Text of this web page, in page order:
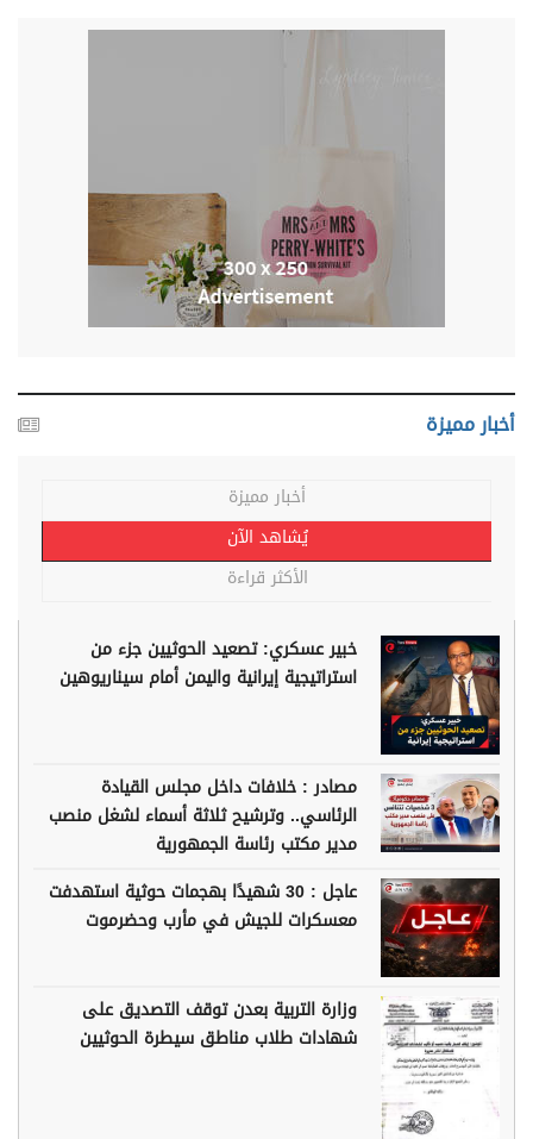
أخبار مميزة
أخبار مميزة
يُشاهد الآن
الأكثر قراءة
خبير عسكري: تصعيد الحوثيين جزء من
استراتيجية إيرانية واليمن أمام سيناريوهين
مصادر : خلافات داخل مجلس القيادة
الرئاسي.. وترشيح ثلاثة أسماء لشغل منصب
مدير مكتب رئاسة الجمهورية
عاجل : 30 شهيدًا بهجمات حوثية استهدفت
معسكرات للجيش في مأرب وحضرموت
وزارة التربية بعدن توقف التصديق على
شهادات طلاب مناطق سيطرة الحوثيين